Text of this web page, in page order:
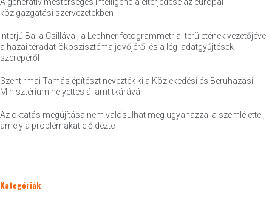
közigazgatási szervezetekben
Interjú Balla Csillával, a Lechner fotogrammetriai területének vezetőjével
a hazai téradat-ökoszisztéma jövőjéről és a légi adatgyűjtések
szerepéről
Szentirmai Tamás építészt nevezték ki a Közlekedési és Beruházási
Minisztérium helyettes államtitkárává
Az oktatás megújítása nem valósulhat meg ugyanazzal a szemlélettel,
amely a problémákat előidézte
Kategóriák